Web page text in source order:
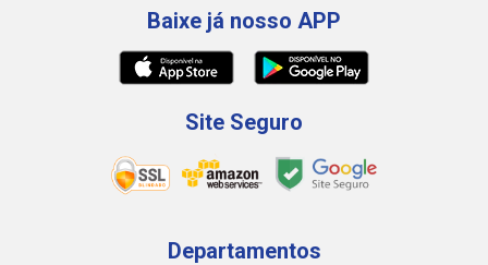
Baixe já nosso APP
Site Seguro
Departamentos